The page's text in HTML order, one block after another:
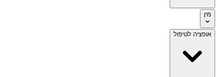
מין
אופציה לטיפול